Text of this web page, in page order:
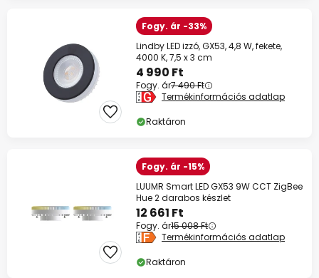
Fogy. ár -33%
Lindby LED izzó, GX53, 4,8 W, fekete,
4000 K, 7,5 x 3 cm
4 990 Ft
Fogy. ár7 490 Ft
Termékinformációs adatlap
Raktáron
Fogy. ár -15%
LUUMR Smart LED GX53 9W CCT ZigBee
Hue 2 darabos készlet
12 661 Ft
Fogy. ár15 008 Ft
Termékinformációs adatlap
Raktáron